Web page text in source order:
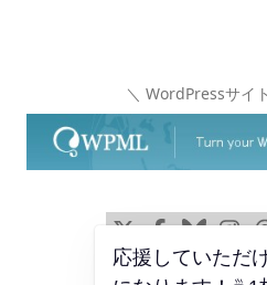
＼ WordPressサイ
x Facebook